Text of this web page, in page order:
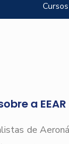
a EEAR
de